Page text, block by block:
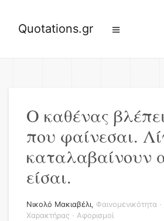
Quotations.gr
Ο καθένας
που φαίνεσαι.
καταλαβαίνουν
είσαι.
Νικολό Μακιαβέλι, Φαινομενικότητα ·
Χαρακτήρας · Αφορισμοί